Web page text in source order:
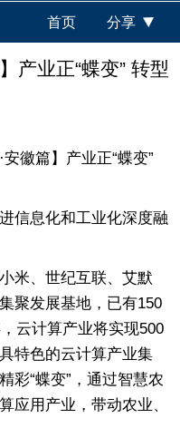
首页 分享
产业正“蝶变” 转型
徽篇】产业正“蝶变”
息化和工业化深度融
、世纪互联、艾默
聚发展基地，已有150
云计算产业将实现500
特色的云计算产业集
彩“蝶变”，通过智慧农
应用产业，带动农业、